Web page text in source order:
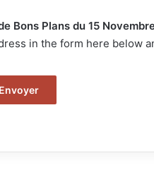
Bons Plans du 15
in the form here below